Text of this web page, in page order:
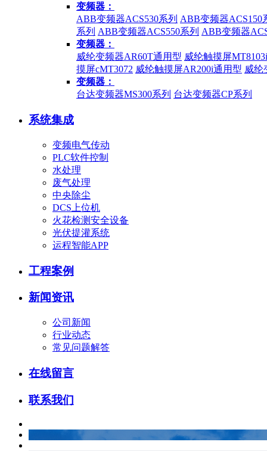
变频器：
ABB变频器ACS530系列 ABB变频器ACS150
系列 ABB变频器ACS550系列 ABB变频器
变频器：
威纶变频器AR60T通用型 威纶触摸屏
摸屏cMT3072 威纶触摸屏AR200i通用型 威纶
变频器：
台达变频器MS300系列 台达变频器CP系列
系统集成
变频电气传动
PLC软件控制
水处理
废气处理
中央除尘
DCS上位机
火花检测安全设备
光伏提灌系统
运程智能APP
工程案例
新闻资讯
公司新闻
行业动态
常见问题解答
在线留言
联系我们